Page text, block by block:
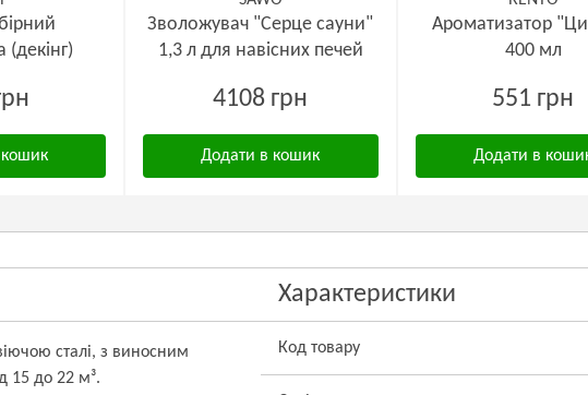
(декінг)
Зволожувач "Серце сауни"
1,3 л для навісних печей
4108 грн
Додати в кошик
Ароматизатор
400 мл
551 грн
Додати в
сталі, з виносним
15 до 22 м³.
Характеристики
Код товару